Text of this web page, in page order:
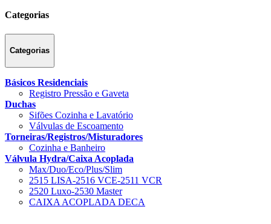
Categorias
Categorias
Básicos Residenciais
Registro Pressão e Gaveta
Duchas
Sifões Cozinha e Lavatório
Válvulas de Escoamento
Torneiras/Registros/Misturadores
Cozinha e Banheiro
Válvula Hydra/Caixa Acoplada
Max/Duo/Eco/Plus/Slim
2515 LISA-2516 VCE-2511 VCR
2520 Luxo-2530 Master
CAIXA ACOPLADA DECA